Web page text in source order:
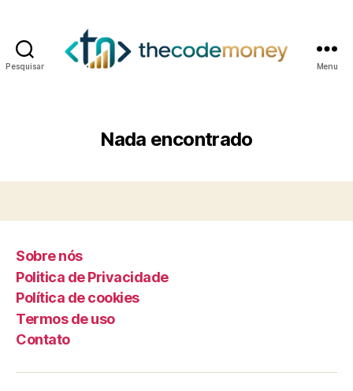
Pesquisar Menu
Nada encontrado
Sobre nós
Politica de Privacidade
Política de cookies
Termos de uso
Contato